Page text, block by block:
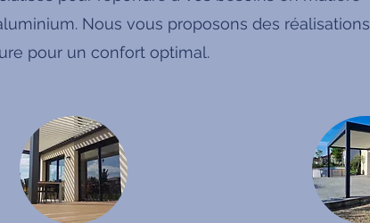
Nous vous proposons des réalisations
pour un confort optimal.